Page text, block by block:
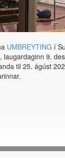
UMBREYTING í
laugardaginn 9.
til 25. ágúst